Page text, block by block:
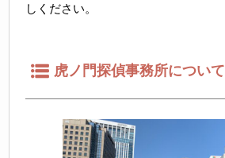
しください。
虎ノ門探偵事務所について